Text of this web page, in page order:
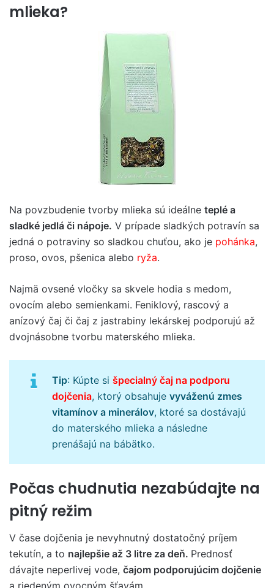
mlieka?
Na povzbudenie tvorby mlieka sú ideálne teplé a
sladké jedlá či nápoje. V prípade sladkých potravín sa
jedná o potraviny so sladkou chuťou, ako je pohánka,
proso, ovos, pšenica alebo ryža.
Najmä ovsené vločky sa skvele hodia s medom,
ovocím alebo semienkami. Feniklový, rascový a
anízový čaj či čaj z jastrabiny lekárskej podporujú až
dvojnásobne tvorbu materského mlieka.
Tip: Kúpte si špecialný čaj na podporu
dojčenia, ktorý obsahuje vyváženú zmes
vitamínov a minerálov, ktoré sa dostávajú
do materského mlieka a následne
prenášajú na bábätko.
Počas chudnutia nezabúdajte na
pitný režim
V čase dojčenia je nevyhnutný dostatočný príjem
tekutín, a to najlepšie až 3 litre za deň. Prednosť
dávajte neperlivej vode, čajom podporujúcim dojčenie
a riedeným ovocným šťavám.